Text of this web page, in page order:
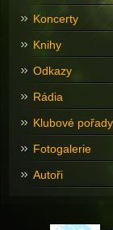
Koncerty
Knihy
Odkazy
Rádia
Klubové pořady
Fotogalerie
Autoři